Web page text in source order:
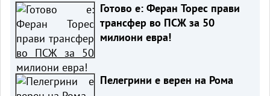
Готово е: Феран Торес прави
трансфер во ПСЖ за 50
милиони евра!
Пелегрини е верен на Рома